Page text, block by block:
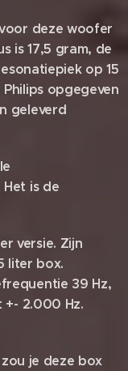
deze woofer
is 17,5 gram, de
op 15
opgegeven
geleverd
is de
versie. Zijn
liter box.
39 Hz,
2.000 Hz.
je deze box